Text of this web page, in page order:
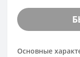
Основные